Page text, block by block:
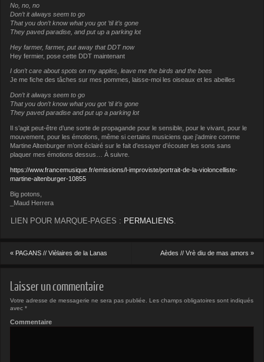
No, no, no
Don’t it always seem to go
That you don’t know what you got ’til it’s gone
They paved paradise, and put up a parking lot
Hey farmer, farmer, put away that DDT now
Hey fermier, pose cette DDT maintenant
I don’t care about spots on my apples, leave me the birds and the bees
Je me fiche des tâches sur mes pommes, laisse-moi les oiseaux et les abeilles
Don’t it always seem to go
That you don’t know what you got ’til it’s gone
They paved paradise and put up a parking lot
Il s’agit peut-être d’une sorte de propagande pour le sensible, pour le vivant, pour le
mouvement, pour les émotions, même si certains musiciens que j’admire comme
Martine Altenburger m’ont éclairé sur le fait d’essayer d’écouter les sons sans
plaquer mes émotions dessus… À suivre.
https://www.francemusique.fr/emissions/l-improviste/portrait-de-la-violoncelliste-
martine-altenburger-10855
Big potons,
_Maud Herrera
LIEN POUR MARQUE-PAGES : PERMALIENS.
« PAGANS // Vièlaires de la Lanas Aèdes // Vrè diu de mas amors »
Laisser un commentaire
Votre adresse de messagerie ne sera pas publiée. Les champs obligatoires sont indiqués
avec*
Commentaire